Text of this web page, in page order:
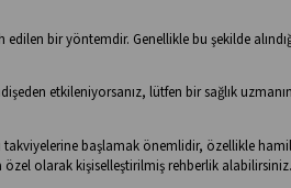
bir yöntemdir. Genellikle bu şekilde
etkileniyorsanız, lütfen bir sağlık
takviyelerine başlamak önemlidir, özellikle
olarak kişiselleştirilmiş rehberlik alabilirsiniz.